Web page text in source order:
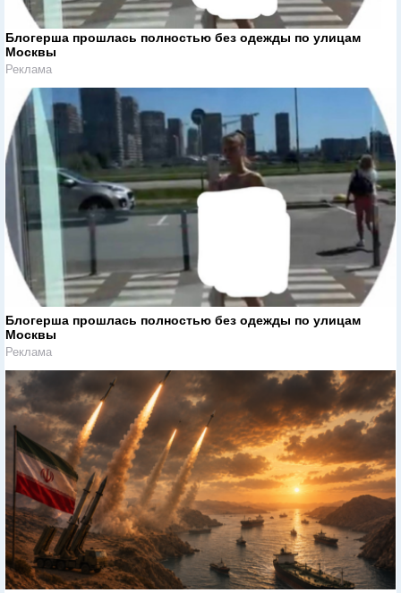
Блогерша прошлась полностью без одежды по улицам
Москвы
Реклама
Блогерша прошлась полностью без одежды по улицам
Москвы
Реклама